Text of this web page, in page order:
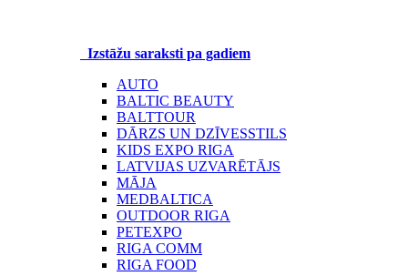
Izstāžu saraksti pa gadiem
AUTO
BALTIC BEAUTY
BALTTOUR
DĀRZS UN DZĪVESSTILS
KIDS EXPO RIGA
LATVIJAS UZVARĒTĀJS
MĀJA
MEDBALTICA
OUTDOOR RIGA
PETEXPO
RIGA COMM
RIGA FOOD